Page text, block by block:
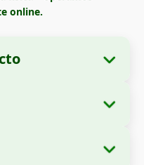
online.